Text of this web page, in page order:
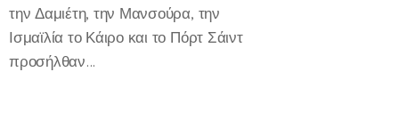
την Δαμιέτη, την Μανσούρα, την
Ισμαϊλία το Κάιρο και το Πόρτ Σάιντ
προσήλθαν...